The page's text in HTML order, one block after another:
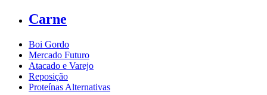
Carne
Boi Gordo
Mercado Futuro
Atacado e Varejo
Reposição
Proteínas Alternativas